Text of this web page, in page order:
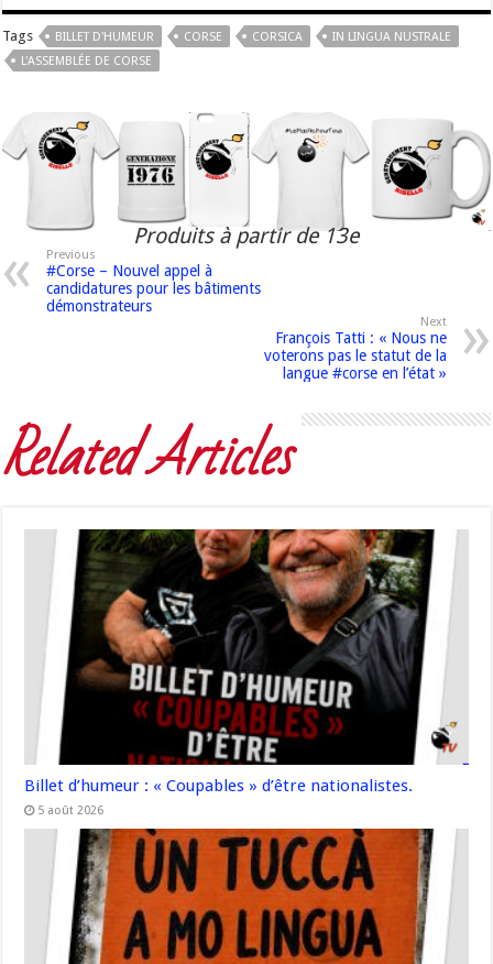
Tags BILLET D'HUMEUR CORSE CORSICA
IN LINGUA NUSTRALE
L'ASSEMBLÉE DE CORSE
Produits à partir de 13e
Previous
#Corse – Nouvel appel à
candidatures pour les bâtiments
démonstrateurs
Next
François Tatti : « Nous ne
voterons pas le statut de la
langue #corse en l’état »
Related Articles
Billet d’humeur : « Coupables » d’être nationalistes.
5 août 2026